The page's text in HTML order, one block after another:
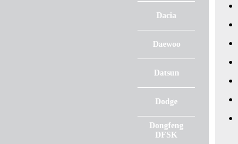
Dacia
Daewoo
Datsun
Dodge
Dongfeng
DFSK